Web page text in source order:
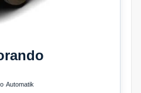
·Automatik